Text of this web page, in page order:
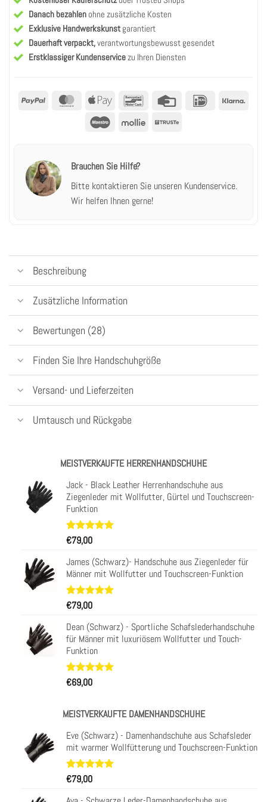
Danach bezahlen ohne zusätzliche Kosten
Exklusive Handwerkskunst garantiert
Dauerhaft verpackt,verantwortungsbewusst gesendet
Erstklassiger Kundenservicezu Ihren Diensten
PayPal MasterCardApple
Bancontact Kreditkarte IDeal
Klarna
Maestro Mollie Truste
Brauchen Sie Hilfe?
Bitte kontaktieren Sie unseren Kundenservice.
Wir helfen Ihnen gerne!
Beschreibung
Zusätzliche Information
Bewertungen (28)
Finden Sie Ihre Handschuhgröße
Versand- und Lieferzeiten
Umtausch und Rückgabe
MEISTVERKAUFTE HERRENHANDSCHUHE
Jack - Black Leather Herrenhandschuhe aus
Ziegenleder mit Wollfutter, Gürtel und Touchscreen-
Funktion
Bewertet
mit
von 5,
basierend
auf
34
Kundenbewertungen
€79,00
James (Schwarz)- Handschuhe aus Ziegenleder für
Männer mit Wollfutter und Touchscreen-Funktion
Bewertet
mit
von 5,
basierend
auf
31
Kundenbewertungen
€79,00
Dean (Schwarz) - Sportliche Schafslederhandschuhe
für Männer mit luxuriösem Wollfutter und Touch-
Funktion
Bewertet
mit
basierend
auf
29
€69,00
MEISTVERKAUFTE DAMENHANDSCHUHE
Eve (Schwarz) - Damenhandschuhe aus Schafsleder
mit warmer Wollfütterung und Touchscreen-Funktion
Bewertet
mit
von 5,
11
€79,00